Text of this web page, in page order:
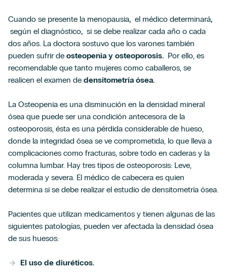
Cuando se presente la menopausia, el médico determinará,
según el diagnóstico, si se debe realizar cada año o cada
dos años. La doctora sostuvo que los varones también
pueden sufrir de osteopenia y osteoporosis. Por ello, es
recomendable que tanto mujeres como caballeros, se
realicen el examen de densitometría ósea.
La Osteopenia es una disminución en la densidad mineral
ósea que puede ser una condición antecesora de la
osteoporosis, ésta es una pérdida considerable de hueso,
donde la integridad ósea se ve comprometida, lo que lleva a
complicaciones como fracturas, sobre todo en caderas y la
columna lumbar. Hay tres tipos de osteoporosis: Leve,
moderada y severa. El médico de cabecera es quien
determina si se debe realizar el estudio de densitometría ósea.
Pacientes que utilizan medicamentos y tienen algunas de las
siguientes patologías, pueden ver afectada la densidad ósea
de sus huesos:
El uso de diuréticos.